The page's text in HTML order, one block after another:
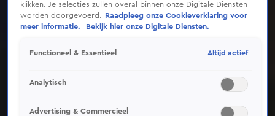
Deze video is niet beschikbaar op je huidige locatie
klikken. Je selecties zullen overal binnen onze Digitale Diensten
worden doorgevoerd.
Raadpleeg onze Cookieverklaring voor
meer informatie.
Bekijk hier onze Digitale Diensten.
Functioneel & Essentieel Altijd actief
Analytisch
Advertising & Commercieel